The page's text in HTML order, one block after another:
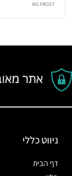
NO FROST
ניווט כללי
דף הבית